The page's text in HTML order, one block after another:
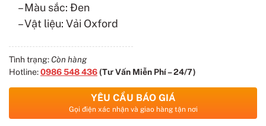
– Màu sắc: Đen
– Vật liệu: Vải Oxford
Tình trạng: Còn hàng
Hotline:0986 548 436(Tư Vấn Miễn Phí – 24/7)
YÊU CẦU BÁO GIÁ
Gọi điện xác nhận và giao hàng tận nơi